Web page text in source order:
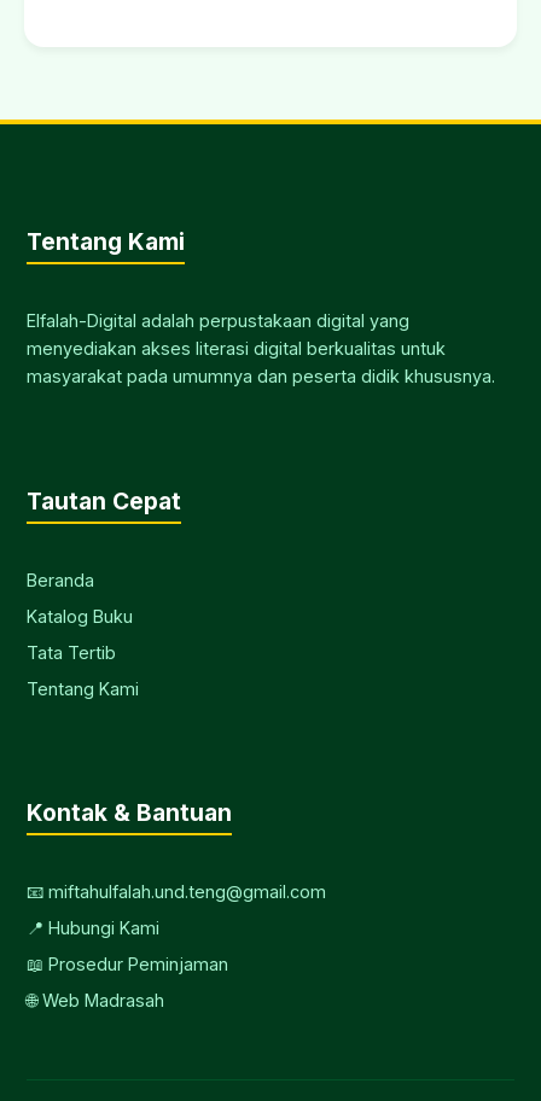
Tentang Kami
Elfalah-Digital adalah perpustakaan digital yang
menyediakan akses literasi digital berkualitas untuk
masyarakat pada umumnya dan peserta didik khususnya.
Tautan Cepat
Beranda
Katalog Buku
Tata Tertib
Tentang Kami
Kontak & Bantuan
📧 miftahulfalah.und.teng@gmail.com
📍 Hubungi Kami
📖 Prosedur Peminjaman
🌐 Web Madrasah